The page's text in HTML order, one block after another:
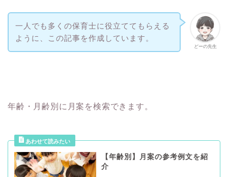
どーの先生
一人でも多くの保育士に役立ててもらえる
ように、この記事を作成しています。
年齢・月齢別に月案を検索できます。
【年齢別】月案の参考例文を紹
介